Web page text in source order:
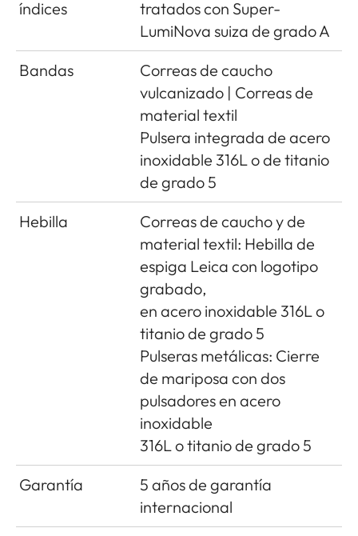
índices
tratados con Super-
LumiNova suiza de grado A
Bandas
Correas de caucho
vulcanizado | Correas de
material textil
Pulsera integrada de acero
inoxidable 316L o de titanio
de grado 5
Hebilla
Correas de caucho y de
material textil: Hebilla de
espiga Leica con logotipo
grabado,
en acero inoxidable 316L o
titanio de grado 5
Pulseras metálicas: Cierre
de mariposa con dos
pulsadores en acero
inoxidable
316L o titanio de grado 5
Garantía
5 años de garantía
internacional